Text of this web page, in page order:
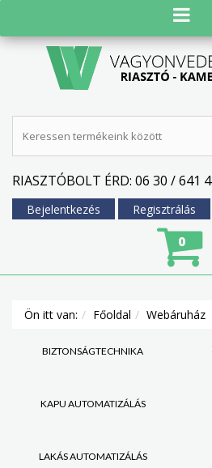
RIASZTÓBOLT ÉRD: 06 30 / 641
Bejelentkezés Regisztrálás
0
Ön itt van: Főoldal Webáruház
BIZTONSÁGTECHNIKA
KAPU AUTOMATIZÁLÁS
LAKÁS AUTOMATIZÁLÁS